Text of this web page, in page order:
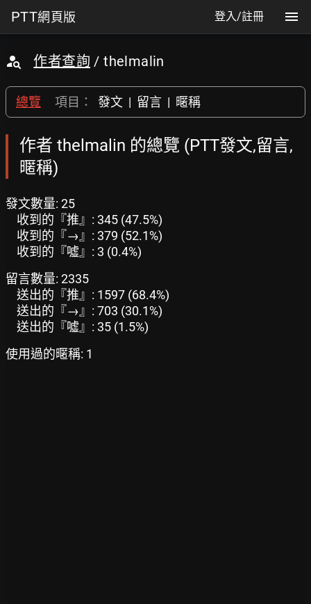
PTT網頁版 登入/註冊
作者查詢 / thelmalin
總覽 項目： 發文 | 留言 | 暱稱
作者 thelmalin 的總覽 (PTT發文,留言,
暱稱)
發文數量: 25
收到的『推』: 345 (47.5%)
收到的『→』: 379 (52.1%)
收到的『噓』: 3 (0.4%)
留言數量: 2335
送出的『推』: 1597 (68.4%)
送出的『→』: 703 (30.1%)
送出的『噓』: 35 (1.5%)
使用過的暱稱: 1